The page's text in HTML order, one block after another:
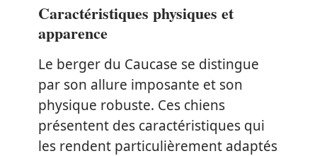
Caractéristiques physiques et
apparence
Le berger du Caucase se distingue
par son allure imposante et son
physique robuste. Ces chiens
présentent des caractéristiques qui
les rendent particulièrement adaptés